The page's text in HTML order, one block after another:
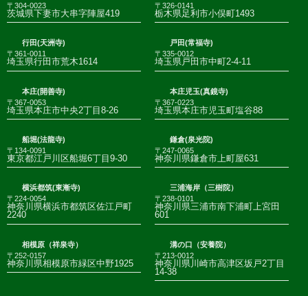
〒304-0023
茨城県下妻市大串字陣屋419
〒326-0141
栃木県足利市小俣町1493
行田(天洲寺)
〒361-0011
埼玉県行田市荒木1614
戸田(常福寺)
〒335-0012
埼玉県戸田市中町2-4-11
本庄(開善寺)
〒367-0053
埼玉県本庄市中央2丁目8-26
本庄児玉(真鏡寺)
〒367-0223
埼玉県本庄市児玉町塩谷88
船堀(法龍寺)
〒134-0091
東京都江戸川区船堀6丁目9-30
鎌倉(泉光院)
〒247-0065
神奈川県鎌倉市上町屋631
横浜都筑(東漸寺)
〒224-0054
神奈川県横浜市都筑区佐江戸町
2240
三浦海岸（三樹院）
〒238-0101
神奈川県三浦市南下浦町上宮田
601
相模原（祥泉寺）
〒252-0157
神奈川県相模原市緑区中野1925
溝の口（安養院）
〒213-0012
神奈川県川崎市高津区坂戸2丁目
14-38